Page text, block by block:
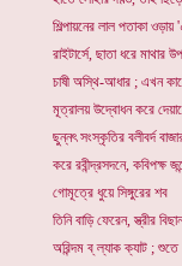
শিল্পায়নের লাল পতাকা
রাইটার্সে, ছাতা ধরে মাথার
চাষী অস্থি-আধার ; এখন
মূত্রালয় উদ্বোধন করে
ছুন্নৎ সংস্কৃতির বলীবর্দ
করে রবীন্দ্রসদনে, কবিপক্ষ
গোমূত্রে ধুয়ে সিঙ্গুরের শব
তিনি বাড়ি ফেরেন, স্ত্রীর
অরিন্দম ব্ ল্যাক ক্যাট ; শুতে